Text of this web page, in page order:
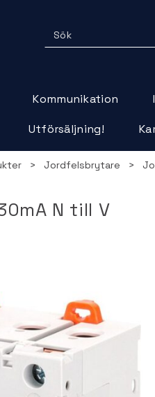
Kommunikation
Utförsäljning!
> Jordfelsbrytare >
N till V